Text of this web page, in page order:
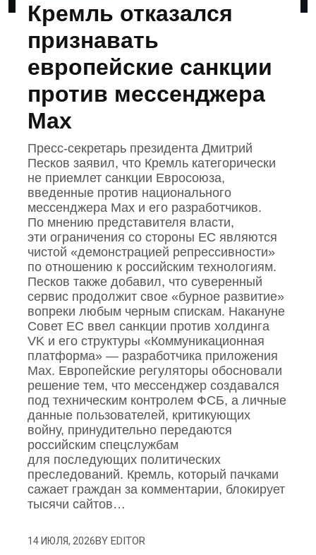
Кремль отказался
признавать
европейские санкции
против мессенджера
Max
Пресс‑секретарь президента Дмитрий
Песков заявил, что Кремль категорически
не приемлет санкции Евросоюза,
введенные против национального
мессенджера Mах и его разработчиков.
По мнению представителя власти,
эти ограничения со стороны ЕС являются
чистой «демонстрацией репрессивности»
по отношению к российским технологиям.
Песков также добавил, что суверенный
сервис продолжит свое «бурное развитие»
вопреки любым черным спискам. Накануне
Совет ЕС ввел санкции против холдинга
VK и его структуры «Коммуникационная
платформа» — разработчика приложения
Mах. Европейские регуляторы обосновали
решение тем, что мессенджер создавался
под техническим контролем ФСБ, а личные
данные пользователей, критикующих
войну, принудительно передаются
российским спецслужбам
для последующих политических
преследований. Кремль, который пачками
сажает граждан за комментарии, блокирует
тысячи сайтов…
14 ИЮЛЯ, 2026BYEDITOR